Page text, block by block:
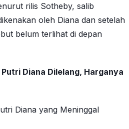
rilis Sotheby, salib
oleh Diana dan setelah
belum terlihat di depan
Diana Dilelang, Harganya
Diana yang Meninggal